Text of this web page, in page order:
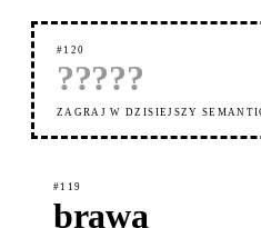
#120
?????
ZAGRAJ W DZISIEJSZY
#119
brawa